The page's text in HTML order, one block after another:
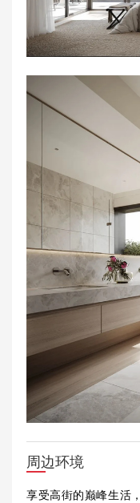
周边环境
享受高街的巅峰生活